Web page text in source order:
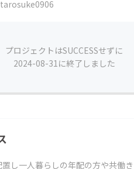
tarosuke0906
プロジェクトはSUCCESSせずに
2024-08-31に終了しました
し一人暮らしの年配の方や共働